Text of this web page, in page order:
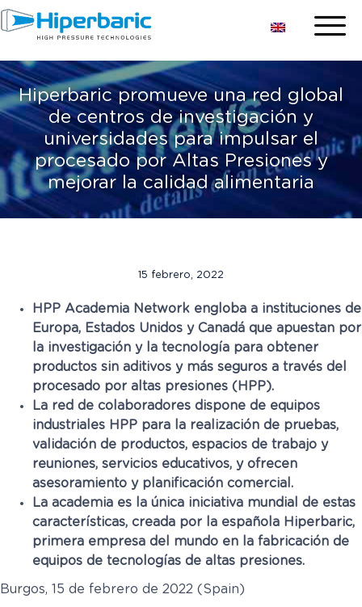
Hiperbaric promueve una red global
de centros de investigación y
universidades para impulsar el
procesado por Altas Presiones y
mejorar la calidad alimentaria
15 febrero, 2022
HPP Academia Network engloba a instituciones de
Europa, Estados Unidos y Canadá que apuestan por
la investigación y la tecnología para obtener
productos sin aditivos y más seguros a través del
procesado por altas presiones (HPP).
La red de colaboradores dispone de equipos
industriales HPP para la realización de pruebas,
validación de productos, espacios de trabajo y
reuniones, servicios educativos, y ofrecen
asesoramiento y planificación comercial.
La academia es la única iniciativa mundial de estas
características, creada por la española Hiperbaric,
primera empresa del mundo en la fabricación de
equipos de tecnologías de altas presiones.
Burgos, 15 de febrero de 2022 (Spain)